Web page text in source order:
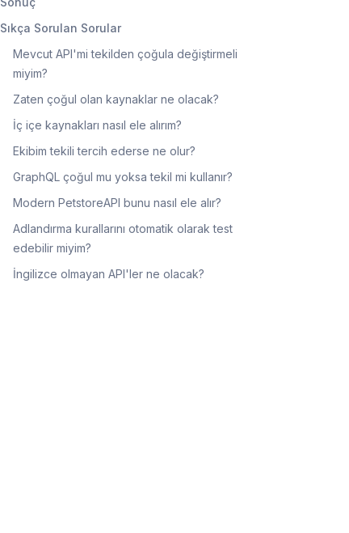
Sıkça Sorulan Sorular
Mevcut API'mi tekilden çoğula değiştirmeli
miyim?
Zaten çoğul olan kaynaklar ne olacak?
İç içe kaynakları nasıl ele alırım?
Ekibim tekili tercih ederse ne olur?
GraphQL çoğul mu yoksa tekil mi kullanır?
Modern PetstoreAPI bunu nasıl ele alır?
Adlandırma kurallarını otomatik olarak test
edebilir miyim?
İngilizce olmayan API'ler ne olacak?